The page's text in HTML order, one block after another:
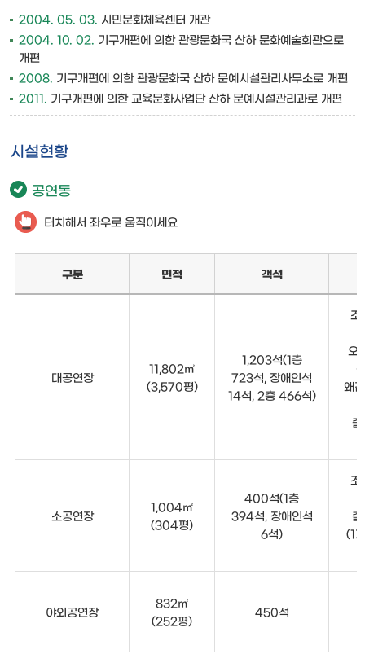
2004. 05. 03.
시민문화체육센터 개관
2004. 10. 02.
기구개편에 의한 관광문화국 산하 문화예술회관으로
개편
2008.
기구개편에 의한 관광문화국 산하 문예시설관리사무소로 개편
2011.
기구개편에 의한 교육문화사업단 산하 문예시설관리과로 개편
시설현황
공연동
터치해서 좌우로 움직이세요
구분 면적 객석
대공연장
11,802㎡
(3,570평)
1,203석(1층
723석, 장애인석
14석, 2층 466석)
조
오
왜
출
소공연장
1,004㎡
(304평)
400석(1층
394석, 장애인석
6석)
조
출
(1
야외공연장
832㎡
(252평)
450석